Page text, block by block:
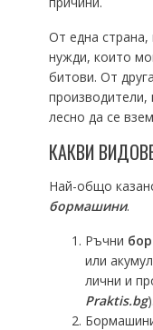
От една страна,
нужди, които
битови. От
лесно да се
КАКВИ
Най-общо
бормашини.
Ръчни
или
лични и
Praktis.bg